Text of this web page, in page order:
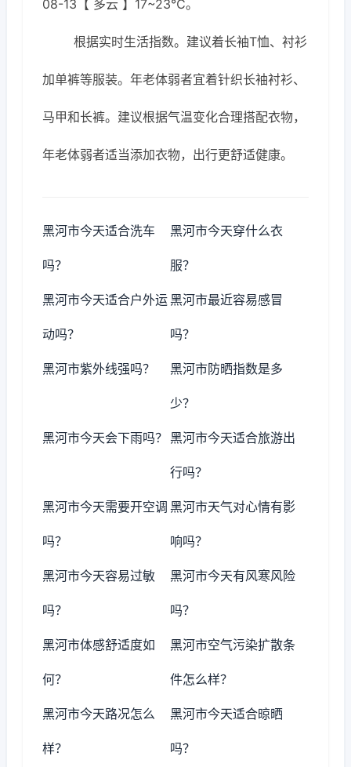
08-13【 多云 】17~23℃。
根据实时生活指数。建议着长袖T恤、衬衫
加单裤等服装。年老体弱者宜着针织长袖衬衫、
马甲和长裤。建议根据气温变化合理搭配衣物，
年老体弱者适当添加衣物，出行更舒适健康。
黑河市今天适合洗车
吗？
黑河市今天穿什么衣
服？
黑河市今天适合户外运
动吗？
黑河市最近容易感冒
吗？
黑河市紫外线强吗？ 黑河市防晒指数是多
少？
黑河市今天会下雨吗？ 黑河市今天适合旅游出
行吗？
黑河市今天需要开空调
吗？
黑河市天气对心情有影
响吗？
黑河市今天容易过敏
吗？
黑河市今天有风寒风险
吗？
黑河市体感舒适度如
何？
黑河市空气污染扩散条
件怎么样？
黑河市今天路况怎么
样？
黑河市今天适合晾晒
吗？